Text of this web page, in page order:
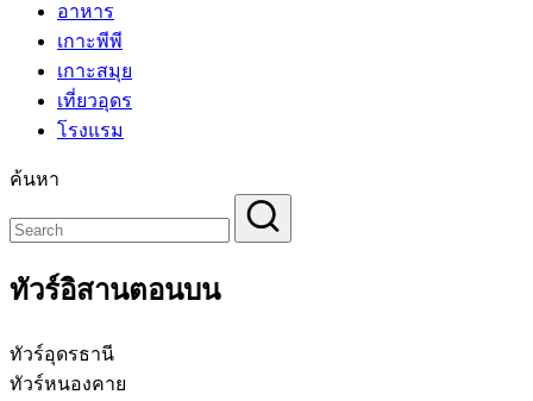
อาหาร
เกาะพีพี
เกาะสมุย
เที่ยวอุดร
โรงแรม
ค้นหา
ทัวร์อิสานตอนบน
ทัวร์อุดรธานี
ทัวร์หนองคาย